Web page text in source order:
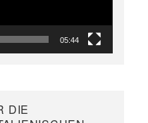
05:44
DIE